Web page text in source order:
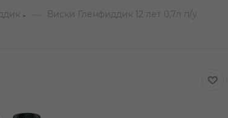
Виски Гленфиддик 12 лет 0,7л п/у